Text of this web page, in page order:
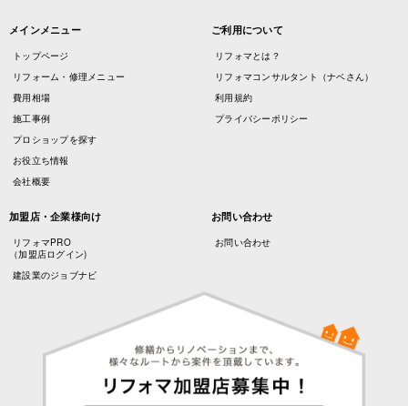
メインメニュー
トップページ
リフォーム・修理メニュー
費用相場
施工事例
プロショップを探す
お役立ち情報
会社概要
ご利用について
リフォマとは？
リフォマコンサルタント（ナベさん）
利用規約
プライバシーポリシー
加盟店・企業様向け
リフォマPRO
（加盟店ログイン)
建設業のジョブナビ
お問い合わせ
お問い合わせ